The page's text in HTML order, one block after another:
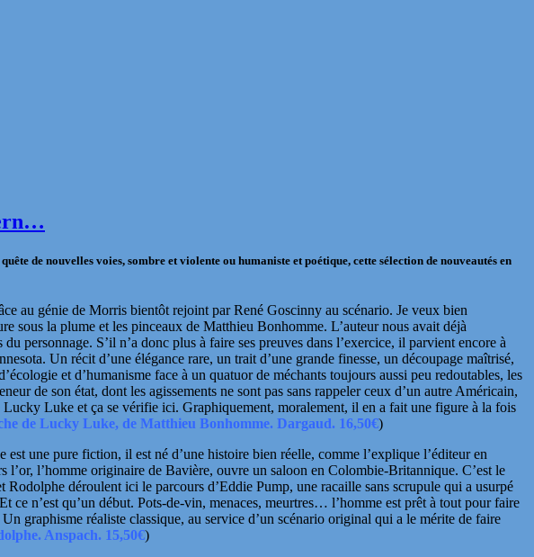
de nouvelles voies, sombre et violente ou humaniste et poétique, cette sélection de nouveautés en
au génie de Morris bientôt rejoint par René Goscinny au scénario. Je veux bien
sous la plume et les pinceaux de Matthieu Bonhomme. L’auteur nous avait déjà
personnage. S’il n’a donc plus à faire ses preuves dans l’exercice, il parvient encore à
Un récit d’une élégance rare, un trait d’une grande finesse, un découpage maîtrisé,
et d’humanisme face à un quatuor de méchants toujours aussi peu redoutables, les
de son état, dont les agissements ne sont pas sans rappeler ceux d’un autre Américain,
Luke et ça se vérifie ici. Graphiquement, moralement, il en a fait une figure à la fois
de Lucky Luke, de Matthieu Bonhomme. Dargaud. 16,50€)
est une pure fiction, il est né d’une histoire bien réelle, comme l’explique l’éditeur en
l’or, l’homme originaire de Bavière, ouvre un saloon en Colombie-Britannique. C’est le
Rodolphe déroulent ici le parcours d’Eddie Pump, une racaille sans scrupule qui a usurpé
ce n’est qu’un début. Pots-de-vin, menaces, meurtres… l’homme est prêt à tout pour faire
Un graphisme réaliste classique, au service d’un scénario original qui a le mérite de faire
Anspach. 15,50€)